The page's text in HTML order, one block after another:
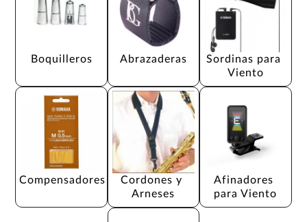
Boquilleros Abrazaderas
Sordinas para
Viento
Compensadores
Cordones y
Arneses
Afinadores
para Viento